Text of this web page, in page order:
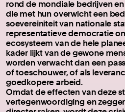
rond de mondiale bedrijven
die met hun overwicht een
soevereiniteit van nationale
representatieve democratie
ecosysteem van de hele
kader lijkt van de gewone
worden verwacht dan een
of toeschouwer, of als
goedkopere arbeid.
Omdat de effecten van deze
vertegenwoordiging en